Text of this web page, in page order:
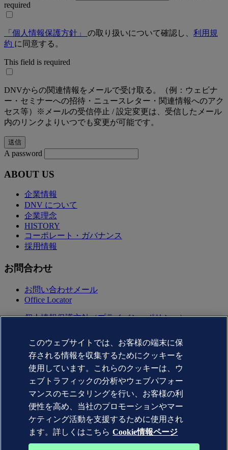
required
「個人情報保護方針」 の取り扱いについて確認し、 利用規
約 に同意する。
This field is required
DNVからの関連情報をメールで受け取る。（例：ウェビナ
ー・セミナーへの招待・ニュースレター・関連情報へのアク
セス等）※メールの受信停止 / 設定変更は、受信したメール
内のリンクよりいつでも変更が可能です。
A password
ABOUT US
企業情報
DNV について
企業理念
HISTORY
コーポレート・ガバナンス
採用情報
お問合わせ
お問い合わせメール
Office Locator
個人情報保護方針（プライバシーポリシー）
Copyright © DNV AS 2025
Cookie情報
Commercial Disclosure Based on the Act on Specified
Commercial Transactions（特定商取引法に基づく表記)
このウェブサイトでは、お客様の端末に保
存される情報を収集するためにクッキーを
使用しています。これらのクッキーは、ウ
ェブトラフィックの分析やウェブパフォー
マンスのモニタリングを行い、お客様の利
便性を高め、当社のプロモーションやマー
ケティング活動を支援するために使用され
ます。詳しくはこちら Cookie情報ページ